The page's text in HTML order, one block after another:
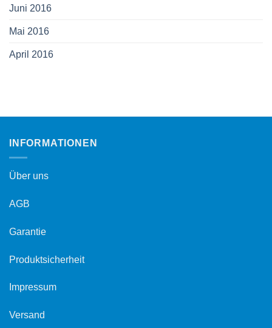
Juni 2016
Mai 2016
April 2016
INFORMATIONEN
Über uns
AGB
Garantie
Produktsicherheit
Impressum
Versand